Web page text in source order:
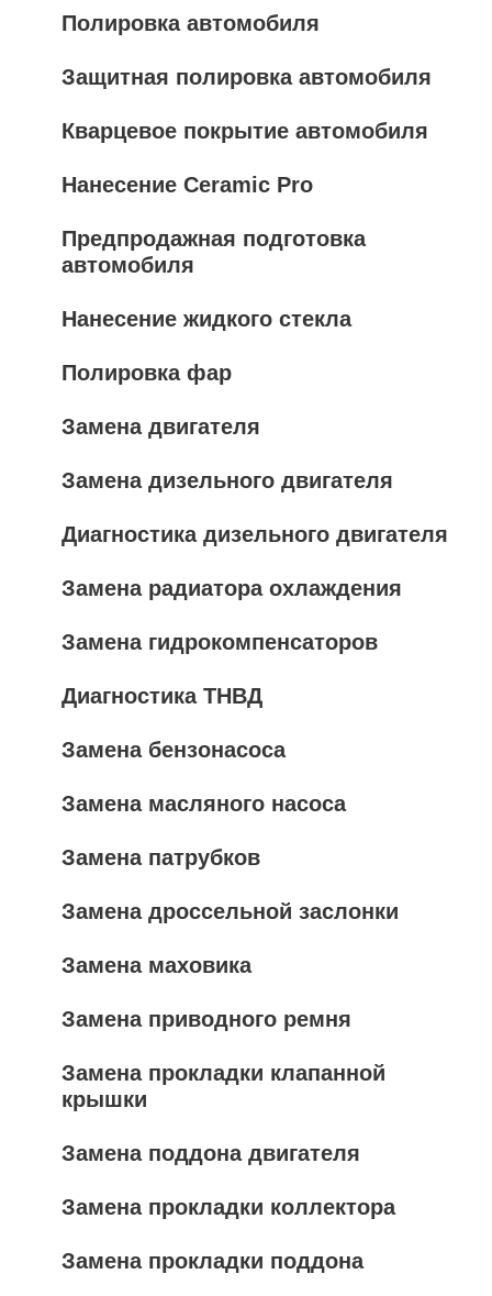
Полировка автомобиля
Защитная полировка автомобиля
Кварцевое покрытие автомобиля
Нанесение Ceramic Pro
Предпродажная подготовка
автомобиля
Нанесение жидкого стекла
Полировка фар
Замена двигателя
Замена дизельного двигателя
Диагностика дизельного двигателя
Замена радиатора охлаждения
Замена гидрокомпенсаторов
Диагностика ТНВД
Замена бензонасоса
Замена масляного насоса
Замена патрубков
Замена дроссельной заслонки
Замена маховика
Замена приводного ремня
Замена прокладки клапанной
крышки
Замена поддона двигателя
Замена прокладки коллектора
Замена прокладки поддона